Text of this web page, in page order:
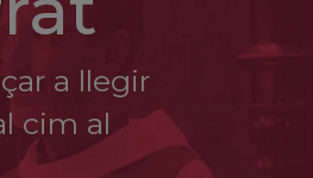
Francesc Xavier
de Salamanca amb
va ser l’avantsala
a llegir
cim al